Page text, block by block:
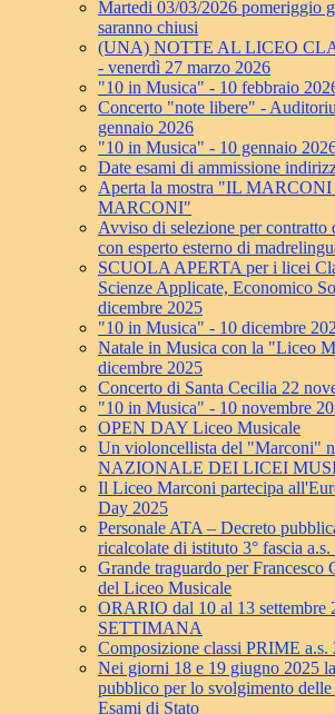
Martedi 03/03/2026 pomeriggio
saranno chiusi
(UNA) NOTTE AL LICEO
- venerdì 27 marzo 2026
"10 in Musica" - 10 febbraio
Concerto "note libere" -
gennaio 2026
"10 in Musica" - 10 gennaio
Date esami di ammissione
Aperta la mostra "IL
MARCONI"
Avviso di selezione per contratto
con esperto esterno di
SCUOLA APERTA per i licei
Scienze Applicate, Economico
dicembre 2025
"10 in Musica" - 10 dicembre
Natale in Musica con la "Liceo
dicembre 2025
Concerto di Santa Cecilia 22
"10 in Musica" - 10 novembre
OPEN DAY Liceo Musicale
Un violoncellista del "Marconi"
NAZIONALE DEI LICEI
Il Liceo Marconi partecipa
Day 2025
Personale ATA – Decreto
ricalcolate di istituto 3° fascia
Grande traguardo per Francesco
del Liceo Musicale
ORARIO dal 10 al 13 settembre
SETTIMANA
Composizione classi PRIME a.s.
Nei giorni 18 e 19 giugno 2025
pubblico per lo svolgimento
Esami di Stato